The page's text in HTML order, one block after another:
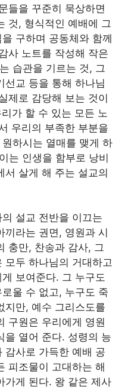
들을 꾸준히 묵상하면
것, 형식적인 예배에 그
구하며 공동체와 함께
사 노트를 작성해 작은
습관을 기르는 것, 그
선교 등을 통해 하나님
제로 감당해 보는 것이
가 할 수 있는 모든 노
우리의 부족한 부분을
하시는 열매를 맺게 하
는 인생을 함부로 낭비
서 살게 해 주는 설교의
설교 전반을 이끄는
끼라는 권면, 영원과 시
충만, 찬송과 감사, 그
모두 하나님의 거대하고
보여준다. 그 누구도
울 수 없고, 누구도 죽
지만, 예수 그리스도를
구원은 우리에게 영원
을 열어 준다. 성령의 능
감사로 가득한 예배 공
피조물이 고대하는 해
가게 된다. 왕 같은 제사